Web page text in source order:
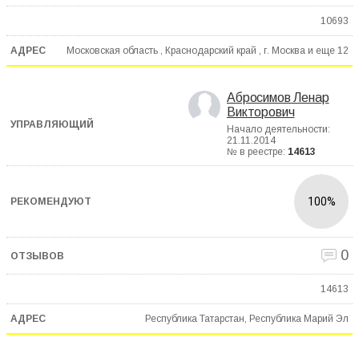
10693
Московская область , Краснодарский край , г. Москва и еще 12
Абросимов Ленар
Викторович
Начало деятельности:
21.11.2014
№ в реестре: 14613
100%
0
14613
Республика Татарстан, Республика Марий Эл